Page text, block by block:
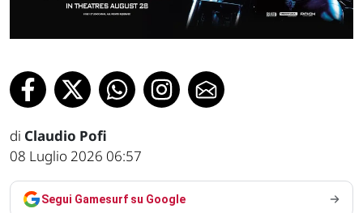
di Claudio Pofi
08 Luglio 2026 06:57
Segui Gamesurf su Google